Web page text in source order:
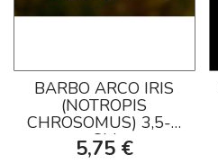
BARBO ARCO IRIS
(NOTROPIS
CHROSOMUS) 3,5-4
CM
5,75 €